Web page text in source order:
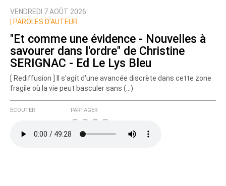
Nom
Courriel (non publié)
Ajoutez votre commentaire ici
Texte de votre message
VENDREDI 7 AOÛT 2026
PAROLES D’AUTEUR
"Et comme une évidence - Nouvelles à
savourer dans l'ordre" de Christine
SERIGNAC - Ed Le Lys Bleu
[ Rediffusion ] Il s'agit d'une avancée discrète dans cette zone
fragile où la vie peut basculer sans (…)
ÉCOUTER PARTAGER